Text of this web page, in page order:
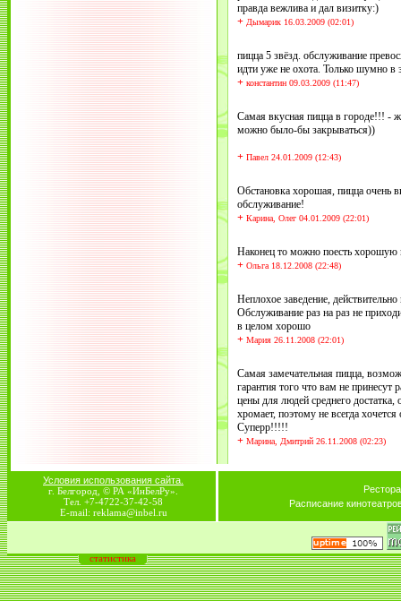
правда вежлива и дал визитку:)
+ Дымарик 16.03.2009 (02:01)
пицца 5 звёзд. обслуживание
идти уже не охота. Только шумно в
+ константин 09.03.2009 (11:47)
Самая вкусная пицца в городе!!! -
можно было-бы закрываться))
+ Павел 24.01.2009 (12:43)
Обстановка хорошая, пицца очень
обслуживание!
+ Карина, Олег 04.01.2009 (22:01)
Наконец то можно поесть хорошую
+ Ольга 18.12.2008 (22:48)
Неплохое заведение,
Обслуживание раз на раз не
в целом хорошо
+ Мария 26.11.2008 (22:01)
Самая замечательная пицца,
гарантия того что вам не
цены для людей среднего
хромает, поэтому не всегда
Суперр!!!!!
+ Марина, Дмитрий 26.11.2008 (02:23)
Условия использования сайта.
г. Белгород, © РА «ИнБелРу».
Тел. +7-4722-37-42-58
E-mail: reklama@inbel.ru
Расписание
статистика